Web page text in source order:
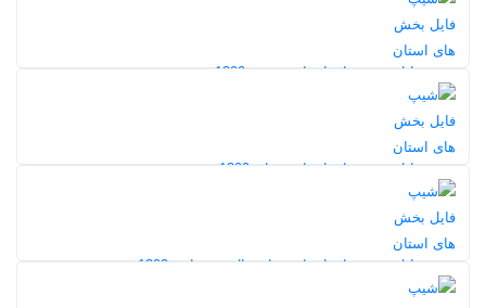
5,0
شیپ فایل بخش های استان بوشهر 1399
108
5,0
شیپ فایل بخش های استان تهران 1399
160
5,0
شیپ فایل بخش های استان چهارمحال و بختیاری 1399
100